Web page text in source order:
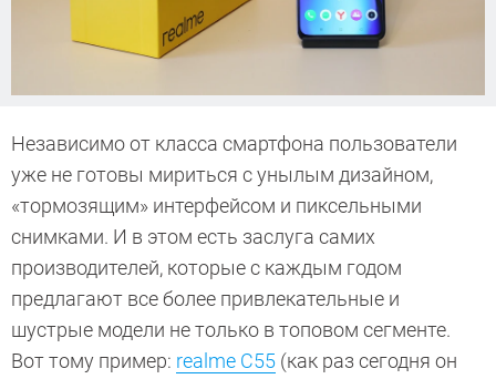
Независимо от класса смартфона пользователи
уже не готовы мириться с унылым дизайном,
«тормозящим» интерфейсом и пиксельными
снимками. И в этом есть заслуга самих
производителей, которые с каждым годом
предлагают все более привлекательные и
шустрые модели не только в топовом сегменте.
Вот тому пример: realme C55 (как раз сегодня он